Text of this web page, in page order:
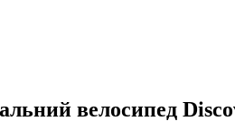
велосипед